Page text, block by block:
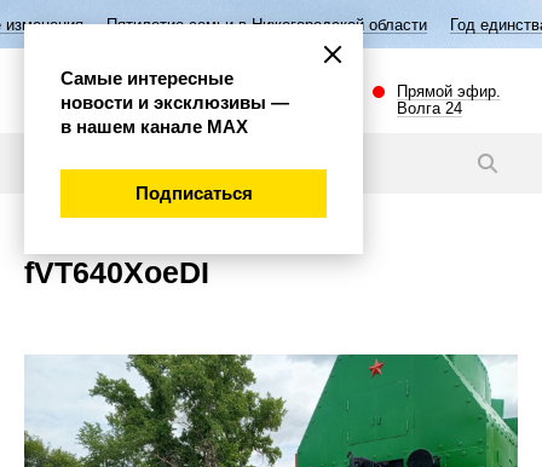
Пятилетие семьи в Нижегородской области Год
Прямой эфир.
Волга 24
fVT640XoeDI
Самые интересные
новости и эксклюзивы —
в нашем канале МАХ
Подписаться